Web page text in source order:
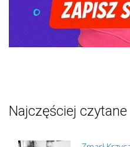
Najczęściej czytane